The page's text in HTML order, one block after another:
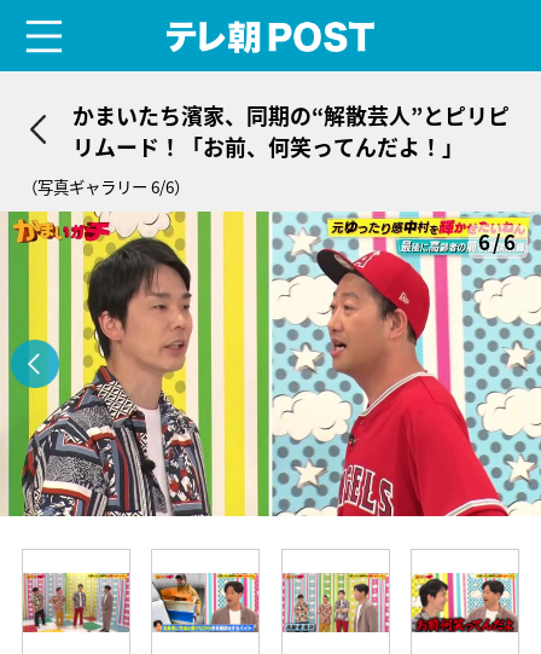
かまいたち濱家、同期の“解散芸人”とピリピ
リムード！「お前、何笑ってんだよ！」
（写真ギャラリー 6/6）
6/6